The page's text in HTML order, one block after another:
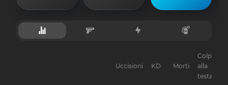
Uccisioni KD Morti
Colpi
alla
testa